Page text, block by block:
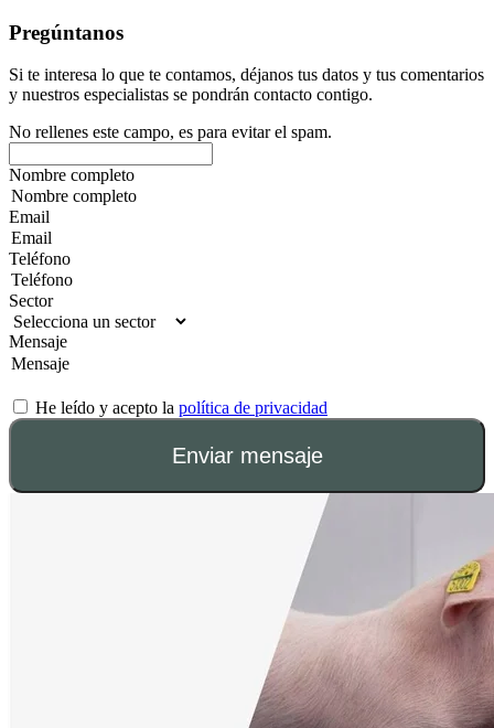
Pregúntanos
Si te interesa lo que te contamos, déjanos tus datos y tus comentarios
y nuestros especialistas se pondrán contacto contigo.
No rellenes este campo, es para evitar el spam.
Nombre completo
Email
Teléfono
Sector
Mensaje
He leído y acepto la política de privacidad
Enviar mensaje